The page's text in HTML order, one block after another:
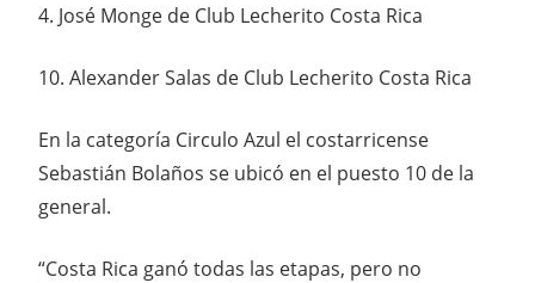
4. José Monge de Club Lecherito Costa Rica
10. Alexander Salas de Club Lecherito Costa Rica
En la categoría Circulo Azul el costarricense
Sebastián Bolaños se ubicó en el puesto 10 de la
general.
“Costa Rica ganó todas las etapas, pero no